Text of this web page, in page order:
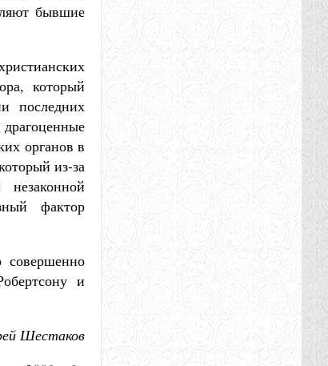
бывшие
который
последних
органов в
из-за
фактор
совершенно
и
Шестаков